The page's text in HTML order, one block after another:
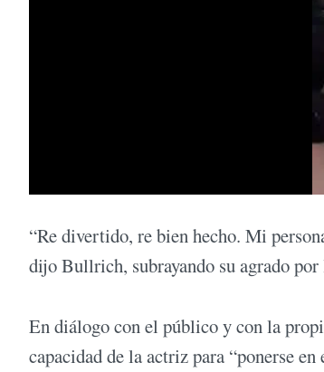
“Re divertido, re bien hecho. Mi
dijo Bullrich, subrayando su agrado
En diálogo con el público y con la
capacidad de la actriz para “ponerse